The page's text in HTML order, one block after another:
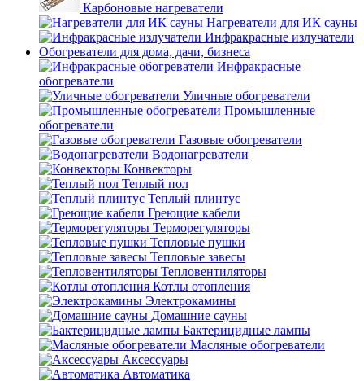
Карбоновые нагреватели
Нагреватели для ИК сауны
Инфракрасные излучатели
Обогреватели для дома, дачи, бизнеса
Инфракрасные
обогреватели
Уличные обогреватели
Промышленные
обогреватели
Газовые обогреватели
Водонагреватели
Конвекторы
Теплый пол
Теплый плинтус
Греющие кабели
Терморегуляторы
Тепловые пушки
Тепловые завесы
Тепловентиляторы
Котлы отопления
Электрокамины
Домашние сауны
Бактерицидные лампы
Масляные обогреватели
Аксессуары
Автоматика